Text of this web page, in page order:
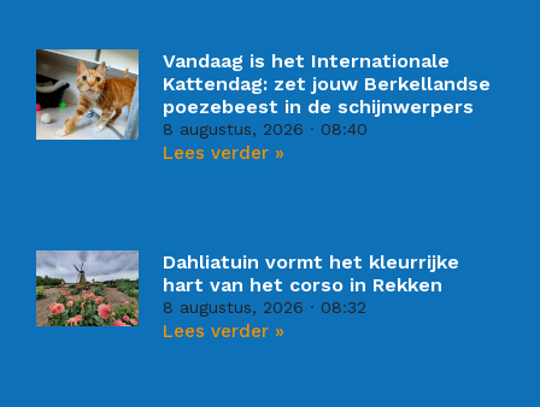
Vandaag is het Internationale
Kattendag: zet jouw Berkellandse
poezebeest in de schijnwerpers
8 augustus, 2026 08:40
Lees verder »
Dahliatuin vormt het kleurrijke
hart van het corso in Rekken
8 augustus, 2026 08:32
Lees verder »